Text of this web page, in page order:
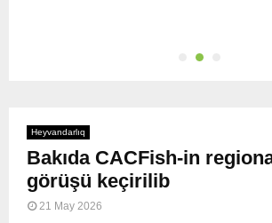
Heyvandarlıq
Bakıda CACFish-in
görüşü keçirilib
21 May 2026